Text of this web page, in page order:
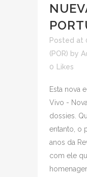
Posted at
(POR) by
0
Likes
Esta nova
Vivo -
dossies.
entanto, o
anos da
com ele